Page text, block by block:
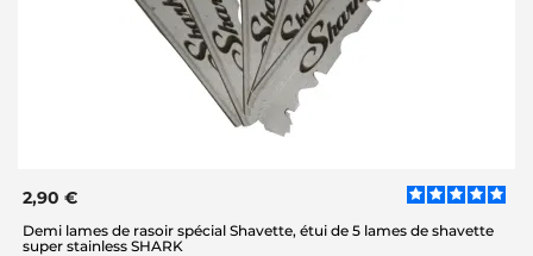
2,90 €
Demi lames de rasoir spécial Shavette, étui de 5 lames de shavette
super stainless SHARK